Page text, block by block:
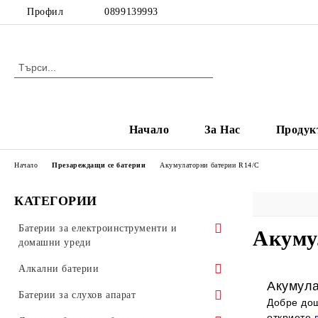
Профил 0899139993
Начало За Нас
КАТЕГОРИИ
Батерии за електроинструменти и
домашни уреди
Батерии за винтоверт
Батерии за Makita
Батерии за машинки за подстригване
Алкални батерии
АА Батерии
Батерии за слухов апарат
Начало Презареждащи се батерии Акумулаторни батерии R14/C
Добре